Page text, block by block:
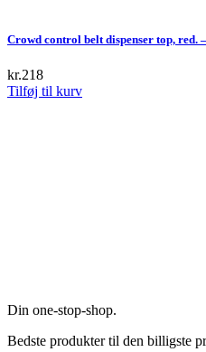
Crowd control belt dispenser top, red.
kr.218
Tilføj til kurv
Din one-stop-shop.
Bedste produkter til den billigste